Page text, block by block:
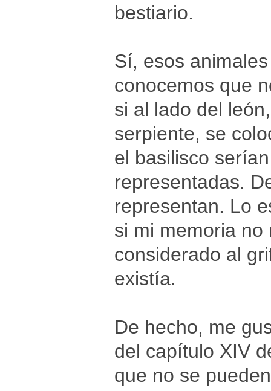
bestiario.
Sí, esos
conocemos que
si al lado del
serpiente, se
el basilisco
representadas.
representan. Lo
si mi memoria
considerado al
existía.
De hecho, me
del capítulo XIV
que no se